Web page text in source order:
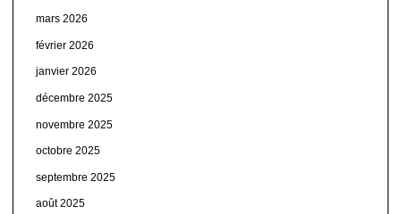
mars 2026
février 2026
janvier 2026
décembre 2025
novembre 2025
octobre 2025
septembre 2025
août 2025